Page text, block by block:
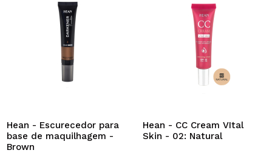
Eu não tenho uma conta aqui
QUERO REGISTAR-ME
compras rapidamente, verificar o estado das suas
encomendas e consultar as suas operações anteriores.
Hean - Escurecedor para
base de maquilhagem -
Brown
Hean - CC Cream VItal
Skin - 02: Natural